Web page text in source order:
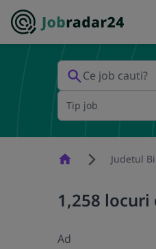
Tip job
HomepageJudetul
1,258 locuri
Ad